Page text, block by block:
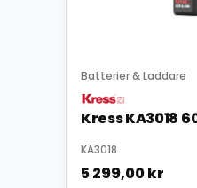
Batterier & Laddare
Kress KA3018
KA3018
5 299,00kr